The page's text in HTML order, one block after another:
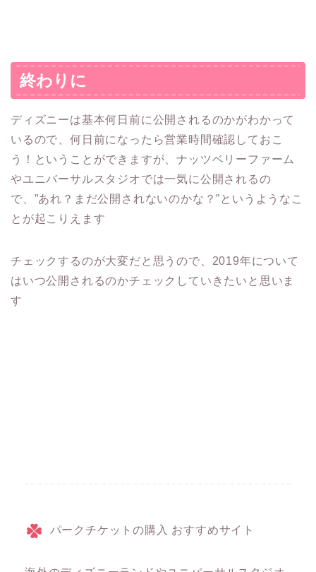
終わりに
ディズニーは基本何日前に公開されるのかがわかって
いるので、何日前になったら営業時間確認しておこ
う！ということができますが、ナッツベリーファーム
やユニバーサルスタジオでは一気に公開されるの
で、”あれ？まだ公開されないのかな？”というようなこ
とが起こりえます
チェックするのが大変だと思うので、2019年について
はいつ公開されるのかチェックしていきたいと思いま
す
パークチケットの購入 おすすめサイト